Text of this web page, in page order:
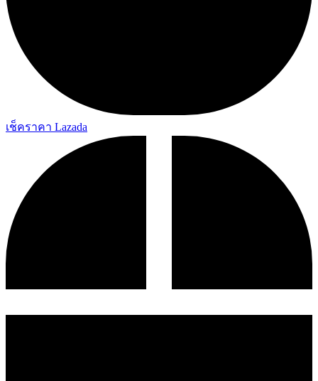
เช็คราคา Lazada